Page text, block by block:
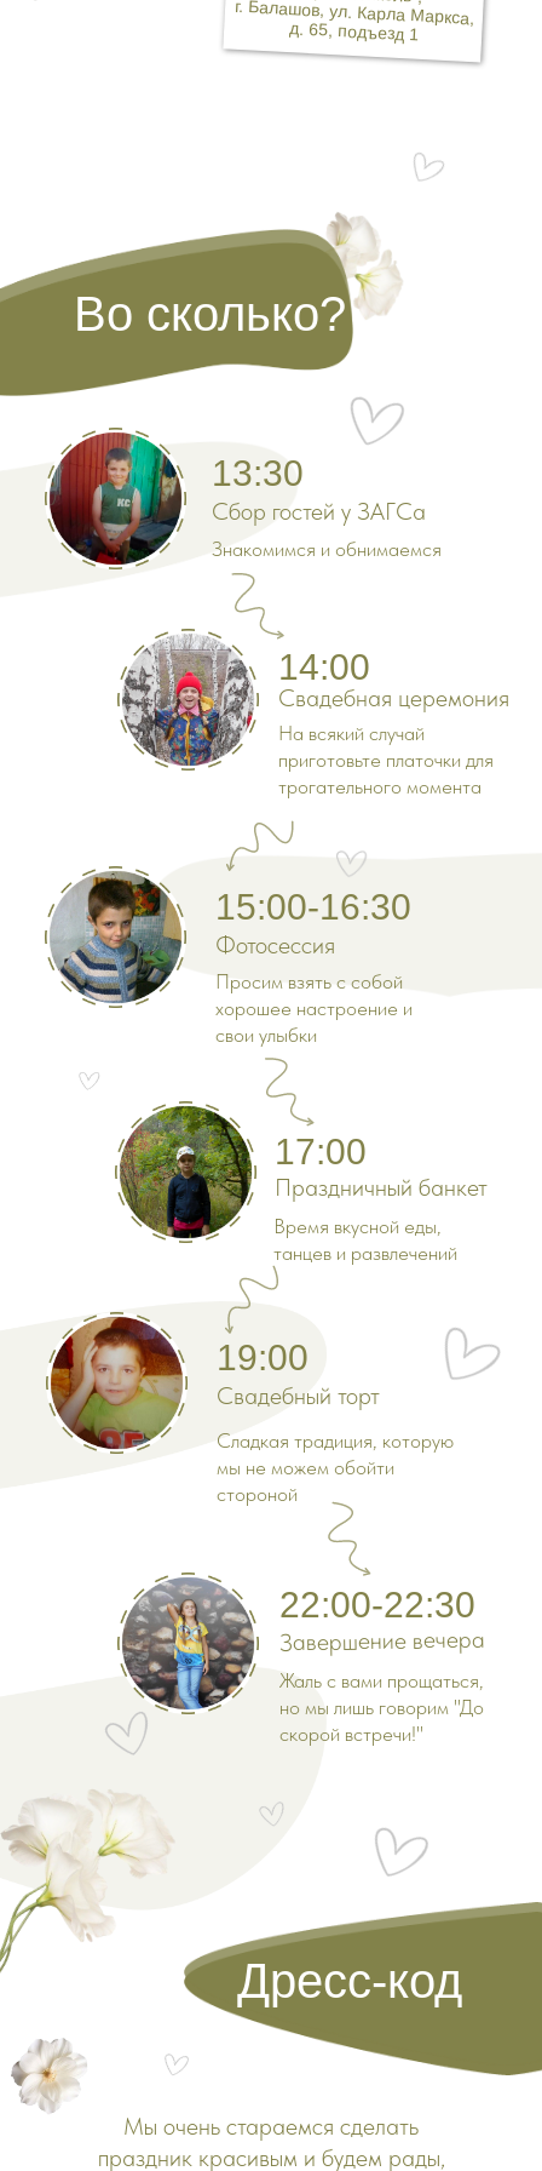
Открыть на карте
г. Балашов, ул. Карла Маркса,
д. 65, подъезд 1
15:00-16:30
Просим взять с собой
хорошее настроение и
свои улыбки
Фотосессия
19:00
Сладкая традиция, которую
мы не можем обойти
стороной
Свадебный торт
17:00
Время вкусной еды,
танцев и развлечений
Праздничный банкет
22:00-22:30
Жаль с вами прощаться,
но мы лишь говорим "До
скорой встречи!"
Завершение вечера
Во сколько?
14:00
На всякий случай
приготовьте платочки для
трогательного момента
Свадебная церемония
13:30
Знакомимся и обнимаемся
Сбор гостей у ЗАГСа
Дресс-код
Мы очень стараемся сделать
праздник красивым и будем рады,
Во сколько?